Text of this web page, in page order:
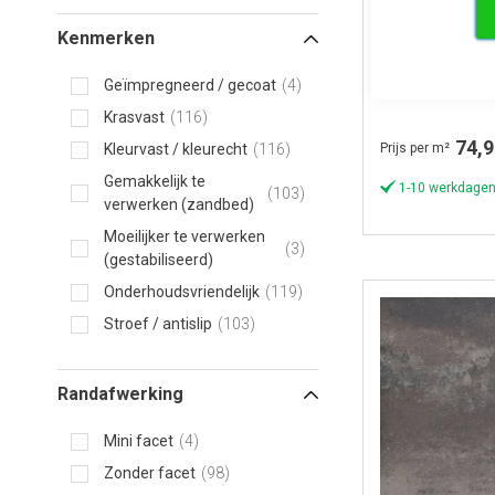
Kenmerken
Geïmpregneerd / gecoat
4
Krasvast
116
Kleurvast / kleurecht
116
Gemakkelijk te
verwerken (zandbed)
103
Moeilijker te verwerken
(gestabiliseerd)
3
Onderhoudsvriendelijk
119
Stroef / antislip
103
Randafwerking
Mini facet
4
Zonder facet
98
Keramische
Prijs per m²
1-10